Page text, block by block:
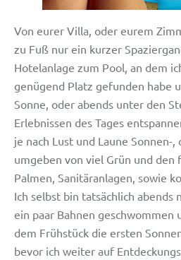
Von eurer Villa, oder eurem
zu Fuß nur ein kurzer
Hotelanlage zum Pool, an dem
genügend Platz gefunden habe
Sonne, oder abends unter den
Erlebnissen des Tages
je nach Lust und Laune Sonnen-
umgeben von viel Grün und
Palmen, Sanitäranlagen, sowie
Ich selbst bin tatsächlich abends
ein paar Bahnen geschwommen
dem Frühstück die ersten
bevor ich weiter auf